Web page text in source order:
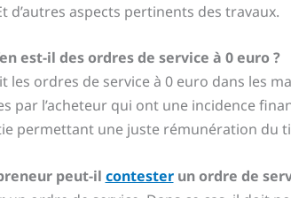
d’autres aspects pertinents des travaux.
est-il des ordres de service à 0 euro ?
les ordres de service à 0 euro dans les
par l’acheteur qui ont une incidence
permettant une juste rémunération du
peut-il contesterun ordre de